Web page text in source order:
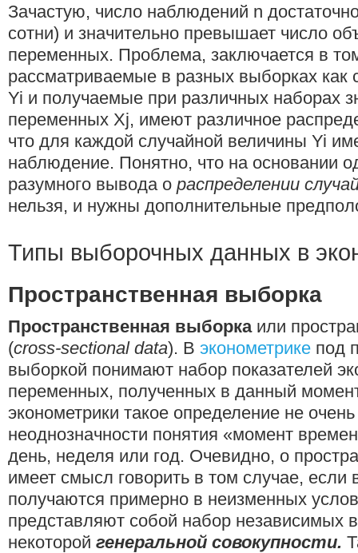
Зачастую, число наблюдений n
сотни) и значительно превышает число
переменных. Проблема, заключается в
рассматриваемые в разных выборках как
Yi и получаемые при различных наборах
переменных Xj, имеют различное
что для каждой случайной величины Yi
наблюдение. Понятно, что на основании
разумного вывода о распределении
нельзя, и нужны дополнительные
Типы выборочных данных в
Пространственная выборка
Пространственная выборкаили
(cross-sectional data). В эконометрике под
выборкой понимают набор показателей
переменных, полученных в данный
эконометрики такое определение не
неоднозначности понятия «момент
день, неделя или год. Очевидно, о
имеет смысл говорить в том случае, если
получаются примерно в неизменных
представляют собой набор независимых
некоторой генеральной совокупности.